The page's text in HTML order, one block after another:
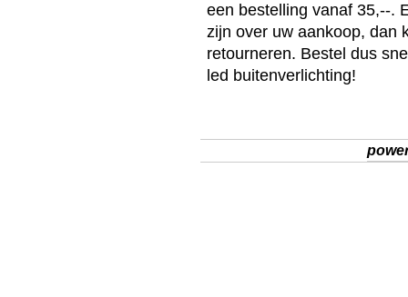
een bestelling vanaf 35,--.
zijn over uw aankoop, dan
retourneren. Bestel dus
led buitenverlichting!